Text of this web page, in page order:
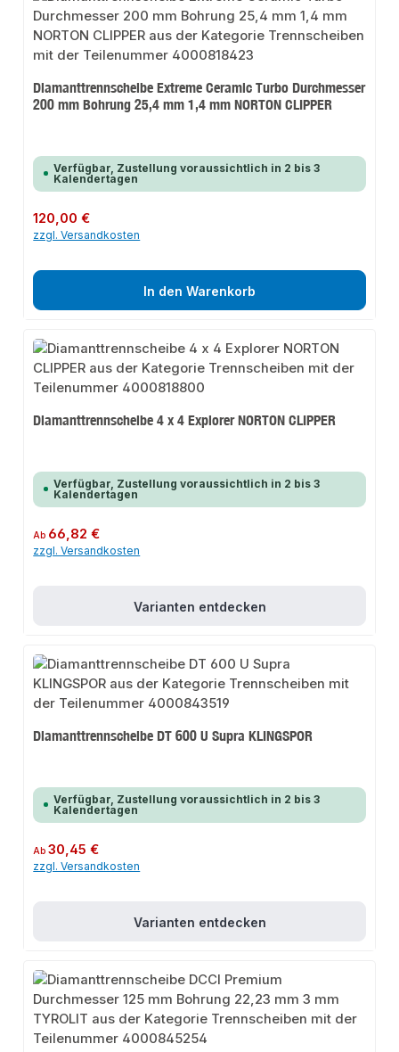
Diamanttrennscheibe Extreme Ceramic Turbo Durchmesser
200 mm Bohrung 25,4 mm 1,4 mm NORTON CLIPPER
Verfügbar, Zustellung voraussichtlich in 2 bis 3
Kalendertagen
Regulärer Preis:
120,00 €
zzgl. Versandkosten
In den Warenkorb
Diamanttrennscheibe 4 x 4 Explorer NORTON CLIPPER
Verfügbar, Zustellung voraussichtlich in 2 bis 3
Kalendertagen
Regulärer Preis:
Ab 66,82 €
zzgl. Versandkosten
Varianten entdecken
Diamanttrennscheibe DT 600 U Supra KLINGSPOR
Verfügbar, Zustellung voraussichtlich in 2 bis 3
Kalendertagen
Regulärer Preis:
Ab30,45 €
zzgl. Versandkosten
Varianten entdecken